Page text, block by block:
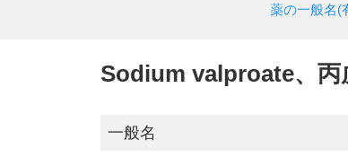
薬の一般名(
Sodium valproate、丙
一般名